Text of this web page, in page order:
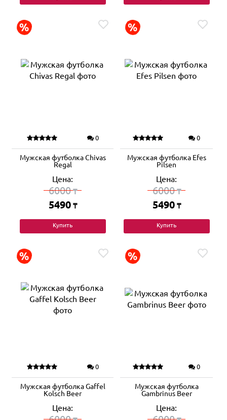
0
Мужская футболка Chivas
Regal
Цена:
6000₸
5490 ₸
Купить
0
Мужская футболка Efes
Pilsen
Цена:
6000₸
5490 ₸
Купить
0
Мужская футболка Gaffel
Kolsch Beer
Цена:
0
Мужская футболка
Gambrinus Beer
Цена: